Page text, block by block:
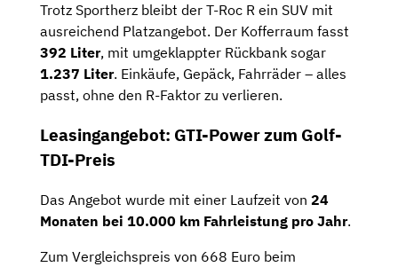
Trotz Sportherz bleibt der T-Roc R ein SUV mit
ausreichend Platzangebot. Der Kofferraum fasst
392 Liter, mit umgeklappter Rückbank sogar
1.237 Liter. Einkäufe, Gepäck, Fahrräder – alles
passt, ohne den R-Faktor zu verlieren.
Leasingangebot: GTI-Power zum Golf-
TDI-Preis
Das Angebot wurde mit einer Laufzeit von 24
Monaten bei 10.000 km Fahrleistung pro Jahr.
Zum Vergleichspreis von 668 Euro beim